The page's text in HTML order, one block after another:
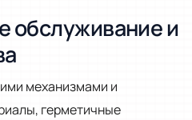
обслуживание и
механизмами и
герметичные